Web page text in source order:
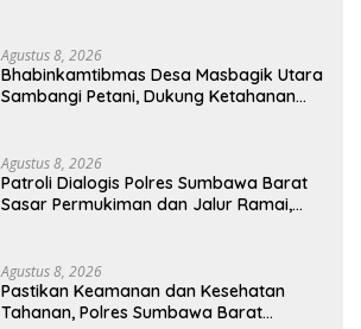
Agustus 8, 2026
Bhabinkamtibmas Desa Masbagik Utara
Sambangi Petani, Dukung Ketahanan
Agustus 8, 2026
Patroli Dialogis Polres Sumbawa Barat
Sasar Permukiman dan Jalur Ramai,
Agustus 8, 2026
Pastikan Keamanan dan Kesehatan
Tahanan, Polres Sumbawa Barat